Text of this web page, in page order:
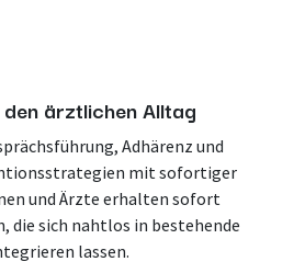
ärztlichen Alltag
Adhärenz und
mit sofortiger
und Ärzte erhalten sofort
die sich nahtlos in bestehende
lassen.